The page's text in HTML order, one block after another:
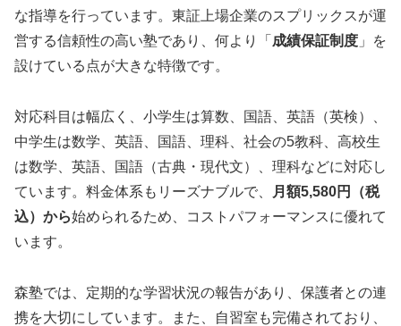
な指導を行っています。東証上場企業のスプリックスが運
営する信頼性の高い塾であり、何より「 成績保証制度 」を
設けている点が大きな特徴です。
対応科目は幅広く、小学生は算数、国語、英語（英検）、
中学生は数学、英語、国語、理科、社会の5教科、高校生
は数学、英語、国語（古典・現代文）、理科などに対応し
ています。料金体系もリーズナブルで、
月額5,580円（税
込）から始められるため、コストパフォーマンスに優れて
います。
森塾では、定期的な学習状況の報告があり、保護者との連
携を大切にしています。また、自習室も完備されており、